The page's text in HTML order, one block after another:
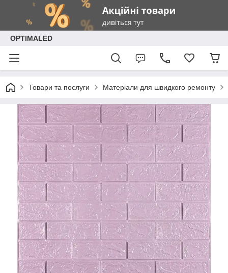
OPTIMALED
Товари та послуги Матеріали для швидкого ремонту